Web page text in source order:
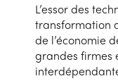
L’essor des
transformation
de l’économie
grandes firmes